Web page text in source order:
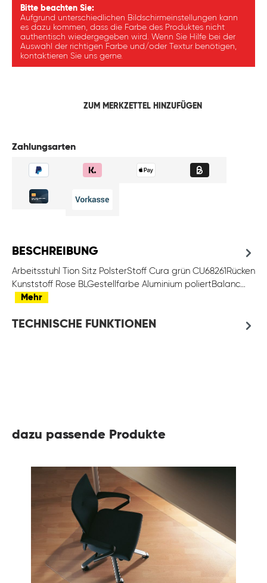
Bitte beachten Sie:
Aufgrund unterschiedlichen Bildschirmeinstellungen kann
es dazu kommen, dass die Farbe des Produktes nicht
authentisch wiedergegeben wird. Wenn Sie Hilfe bei der
Auswahl der richtigen Farbe und/oder Textur benötigen,
kontaktieren Sie uns gerne.
ZUM MERKZETTEL HINZUFÜGEN
Zahlungsarten
BESCHREIBUNG
Arbeitsstuhl Tion Sitz PolsterStoff Cura grün CU68261Rücken
Kunststoff Rose BLGestellfarbe Aluminium poliertBalanc…
Mehr
TECHNISCHE FUNKTIONEN
dazu passende Produkte